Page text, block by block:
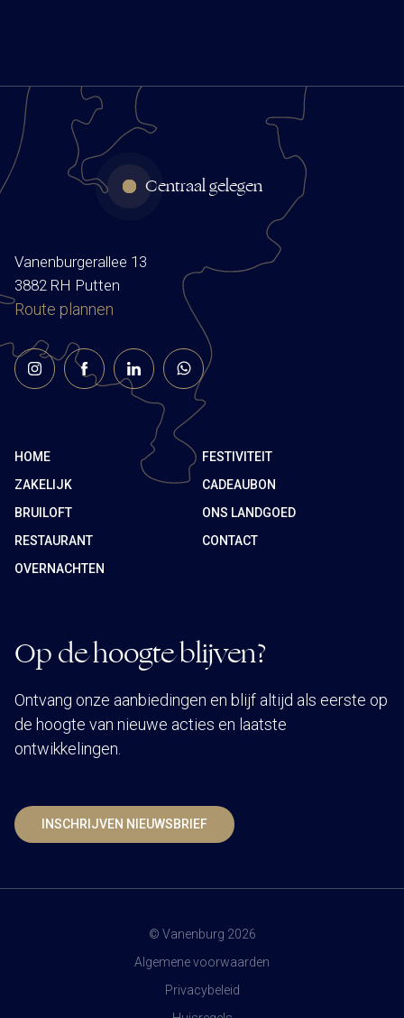
Centraal gelegen
Vanenburgerallee 13
3882 RH Putten
Route plannen
HOME
FESTIVITEIT
ZAKELIJK
CADEAUBON
BRUILOFT
ONS LANDGOED
RESTAURANT
CONTACT
OVERNACHTEN
Op de hoogte blijven?
Ontvang onze aanbiedingen en blijf altijd als eerste op
de hoogte van nieuwe acties en laatste
ontwikkelingen.
INSCHRIJVEN NIEUWSBRIEF
© Vanenburg 2026
Algemene voorwaarden
Privacybeleid